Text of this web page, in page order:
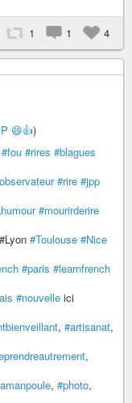
1 1 4
😄👍)
#fou #rires #blagues
#rire #jpp
#mourirderire
#Lyon #Toulouse #Nice
#paris #learnfrench
#nouvelle ici
, #artisanat,
,
, #photo,